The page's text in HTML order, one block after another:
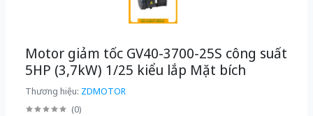
Motor giảm tốc GV40-3700-25S công suất
5HP (3,7kW) 1/25 kiểu lắp Mặt bích
Thương hiệu: ZDMOTOR
(0)